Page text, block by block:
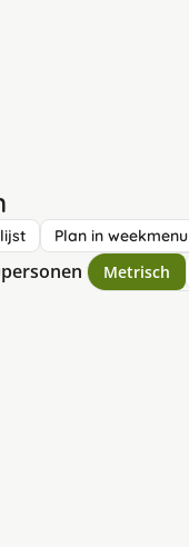
Plan in weekmenu
personen Metrisch